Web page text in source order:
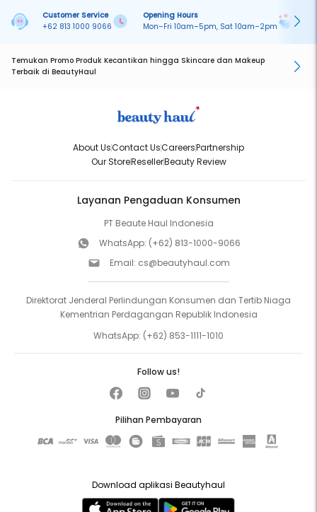
Customer Service
+62 813 1000 9066
Opening Hours
Mon–Fri 10am–5pm, Sat 10am–2pm
Temukan Promo Produk Kecantikan hingga Skincare dan Makeup
Terbaik di BeautyHaul
About UsContact UsCareersPartnership
Our StoreResellerBeauty Review
Layanan Pengaduan Konsumen
PT Beaute Haul Indonesia
WhatsApp: (+62) 813-1000-9066
Email: cs@beautyhaul.com
Direktorat Jenderal Perlindungan Konsumen dan Tertib Niaga
Kementrian Perdagangan Republik Indonesia
WhatsApp: (+62) 853-1111-1010
Pilihan Pembayaran
Follow us!
Download aplikasi Beautyhaul